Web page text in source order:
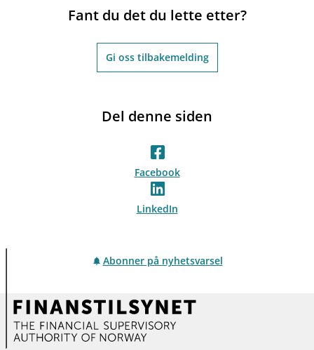
Fant du det du lette etter?
Gi oss tilbakemelding
Del denne siden
Facebook
LinkedIn
Abonner på nyhetsvarsel